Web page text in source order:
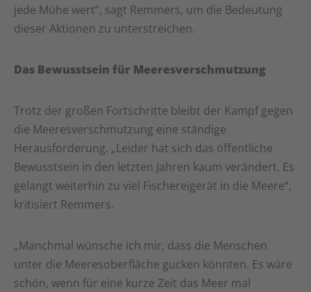
jede Mühe wert“, sagt Remmers, um die Bedeutung
dieser Aktionen zu unterstreichen.
Das Bewusstsein für Meeresverschmutzung
Trotz der großen Fortschritte bleibt der Kampf gegen
die Meeresverschmutzung eine ständige
Herausforderung. „Leider hat sich das öffentliche
Bewusstsein in den letzten Jahren kaum verändert. Es
gelangt weiterhin zu viel Fischereigerät in die Meere“,
kritisiert Remmers.
„Manchmal wünsche ich mir, dass die Menschen
unter die Meeresoberfläche gucken könnten. Es wäre
schön, wenn für eine kurze Zeit das Meer mal